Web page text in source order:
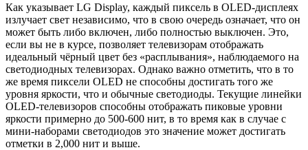
Как указывает LG Display, каждый пиксель в OLED-дисплеях
излучает свет независимо, что в свою очередь означает, что он
может быть либо включен, либо полностью выключен. Это,
если вы не в курсе, позволяет телевизорам отображать
идеальный чёрный цвет без «расплывания», наблюдаемого на
светодиодных телевизорах. Однако важно отметить, что в то
же время пиксели OLED не способны достигать того же
уровня яркости, что и обычные светодиоды. Текущие линейки
OLED-телевизоров способны отображать пиковые уровни
яркости примерно до 500-600 нит, в то время как в случае с
мини-наборами светодиодов это значение может достигать
отметки в 2,000 нит и выше.